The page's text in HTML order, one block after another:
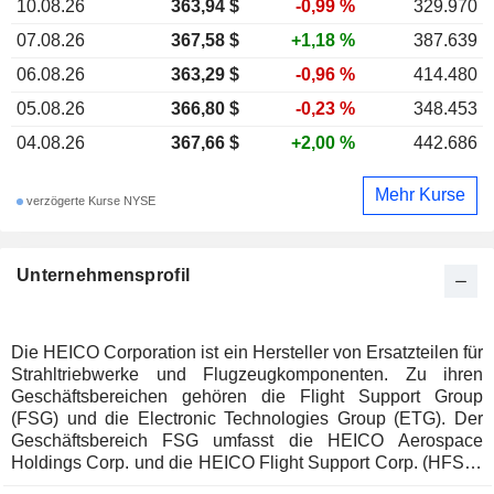
Unternehmensprofil
Die HEICO Corporation ist ein Hersteller von Ersatzteilen für
Strahltriebwerke und Flugzeugkomponenten. Zu ihren
Geschäftsbereichen gehören die Flight Support Group
(FSG) und die Electronic Technologies Group (ETG). Der
Geschäftsbereich FSG umfasst die HEICO Aerospace
Holdings Corp. und die HEICO Flight Support Corp. (HFSC)
10.08.26 363,94 $ -0,99 %
329.970
07.08.26
367,58 $ +1,18 %
387.639
06.08.26
363,29 $ -0,96 %
414.480
05.08.26
366,80 $ -0,23 %
348.453
04.08.26
367,66 $ +2,00 % 442.686
verzögerte Kurse NYSE Mehr Kurse